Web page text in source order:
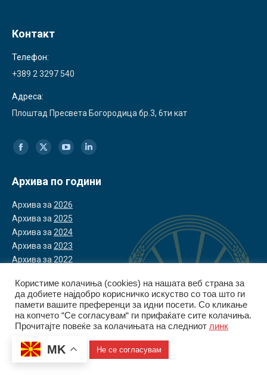
Контакт
Телефон:
+389 2 3297 540
Адреса:
Плоштад Пресвета Богородица бр.3, 6ти кат
Find us on:
Facebook
page
in
new
window
X
page
in
new
window
YouTube
page
in
new
window
Linkedin
page
window
Архива по години
Архива за 2026
Архива за 2025
Архива за 2024
Архива за 2023
Архива за2022
© Управа за финансиско разузнавање | 2026
Политика за приватност
Користиме колачиња (cookies) на нашата веб страна за
да добиете најдобро корисничко искуство со тоа што ги
памети вашите преференци за идни посети. Со кликање
на копчето “Се согласувам“ ги прифаќате сите колачиња.
Прочитајте повеќе за колачињата на следниот линк
Се согласувам Не се согласувам
MK